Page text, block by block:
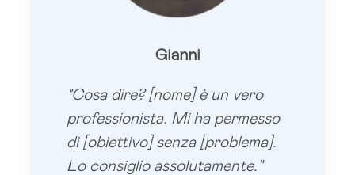
Gianni
"Cosa dire? [nome] è un vero
professionista. Mi ha permesso
di [obiettivo] senza [problema].
Lo consiglio assolutamente."